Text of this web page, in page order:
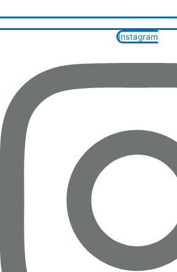
Instagram